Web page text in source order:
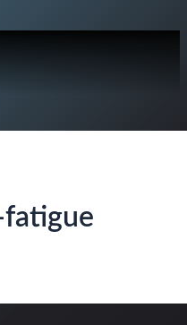
fatigue